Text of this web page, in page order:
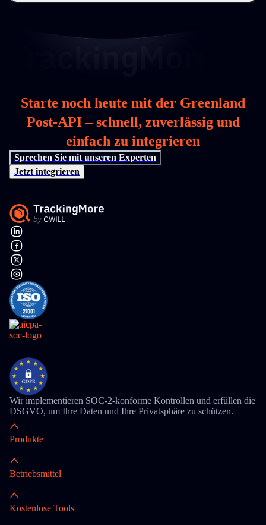
Starte noch heute mit der Greenland
Post-API – schnell, zuverlässig und
einfach zu integrieren
Sprechen Sie mit unseren Experten
Jetzt integrieren
Wir implementieren SOC-2-konforme Kontrollen und erfüllen die
DSGVO, um Ihre Daten und Ihre Privatsphäre zu schützen.
Produkte
Betriebsmittel
Kostenlose Tools